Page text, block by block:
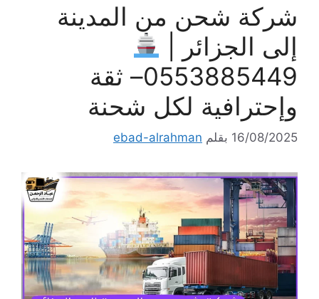
شركة شحن من المدينة
إلى الجزائر |
0553885449– ثقة
وإحترافية لكل شحنة
16/08/2025 بقلم ebad-alrahman